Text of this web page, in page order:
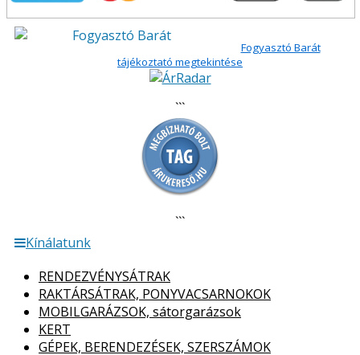
Fogyasztó Barát
tájékoztató megtekintése
```
```
Kínálatunk
RENDEZVÉNYSÁTRAK
RAKTÁRSÁTRAK, PONYVACSARNOKOK
MOBILGARÁZSOK, sátorgarázsok
KERT
GÉPEK, BERENDEZÉSEK, SZERSZÁMOK